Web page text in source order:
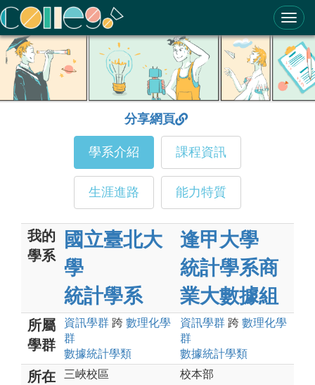
ColleGo! 大學選才與高中育才輔助系統
分享網頁
學系介紹 課程資訊
生涯進路 能力特質
我的
學系
國立臺北大
學
統計學系
逢甲大學
統計學系商
業大數據組
所屬
學群
資訊學群 跨 數理化學
群
數據統計學類
資訊學群 跨 數理化學
群
數據統計學類
所在
三峽校區
校本部